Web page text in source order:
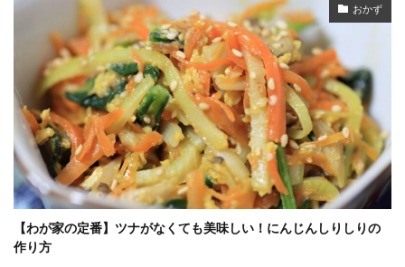
おかず
【わが家の定番】ツナがなくても美味しい！にんじんしりしりの
作り方